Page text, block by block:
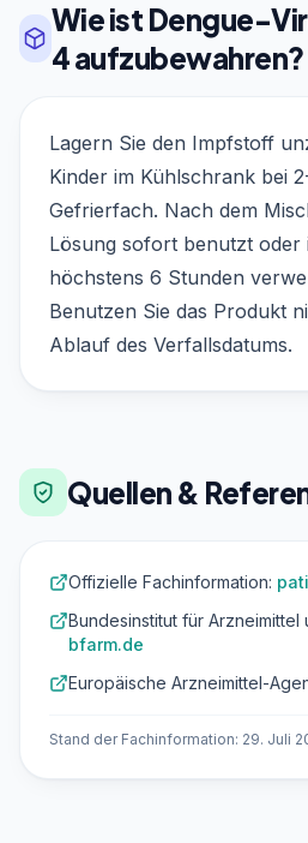
Wie ist Dengue-
4 aufzubewahren?
Lagern Sie den Impfstoff
Kinder im Kühlschrank bei
Gefrierfach. Nach dem
Lösung sofort benutzt oder
höchstens 6 Stunden
Benutzen Sie das Produkt
Ablauf des Verfallsdatums.
Quellen &
Offizielle Fachinformation:
Bundesinstitut für
bfarm.de
Europäische Arzneimittel-
Stand der Fachinformation: 29. Juli